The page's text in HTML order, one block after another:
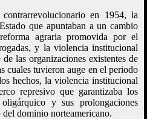
en 1954, la
que apuntaban a un cambio
agraria promovida por el
y la violencia institucional
las organizaciones existentes de
cuales tuvieron auge en el periodo
hechos, la violencia institucional
represivo que garantizaba los
y sus prolongaciones
dominio norteamericano.